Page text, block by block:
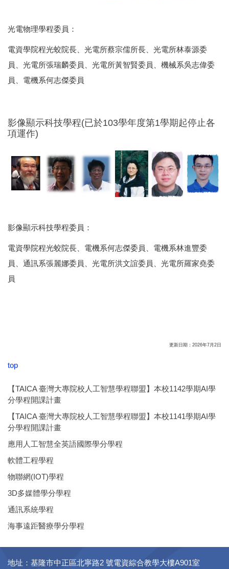
光電物理學程委員：
電資學院程光蛟院長、光電所蔡宗儒所長、光電所林泰源委
員、光電所張瑞麟委員、光電所黃智賢委員、機械系吳志偉委
員、電機系何志傑委員
影像顯示科技學程(已於103學年度第1學期起停止各
項運作)
影像顯示科技學程委員：
電資學院程光蛟院長、電機系何志傑委員、電機系林進豐委
員、通訊系張麗娜委員、光電所洪文誼委員、光電所羅家堯委
員
更新日期：2026年7月2日
top
【TAICA 臺灣大專院校人工智慧學程聯盟】本校1142學期AI學
分學程開課計畫
【TAICA 臺灣大專院校人工智慧學程聯盟】本校1141學期AI學
分學程開課計畫
應用人工智慧全英語國際學分學程
軟體工程學程
物聯網(IOT)學程
3D多媒體學分學程
通訊系統學程
海事遠距醫療學分學程
地址：基隆市中正區北寧路2 號電資綜合教學大樓A901室